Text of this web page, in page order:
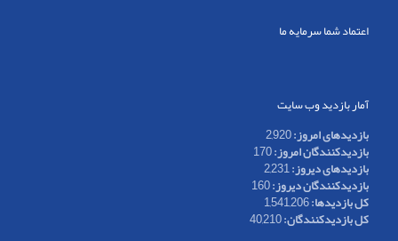
اعتماد شما سرمایه ما
آمار بازدید وب سایت
بازدیدهای امروز:2,920
بازدیدکنندگان امروز:170
بازدیدهای دیروز:2,231
بازدیدکنندگان دیروز:160
کل بازدیدها:1,541,206
کل بازدیدکنند‌گان:40,210